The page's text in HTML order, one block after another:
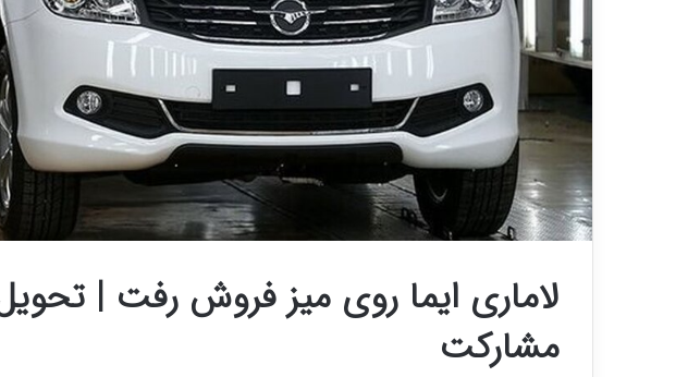
مشارکت